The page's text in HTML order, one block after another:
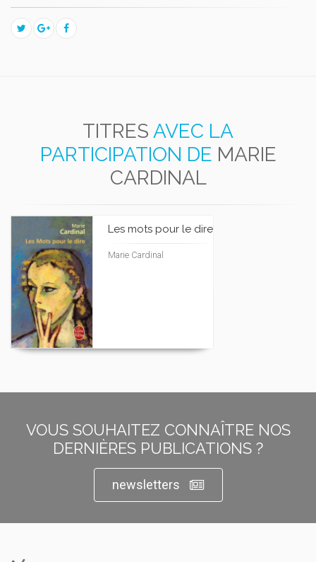
TITRES AVEC LA
PARTICIPATION DE MARIE
CARDINAL
Les mots pour le dire
Marie Cardinal
VOUS SOUHAITEZ CONNAÎTRE NOS
DERNIÈRES PUBLICATIONS ?
newsletters